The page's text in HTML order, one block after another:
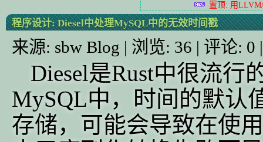
置顶: 用
程序设计:Diesel中处理MySQL中的无效时间戳
来源: sbw Blog | 浏览: 36 | 评论: 0
Diesel是Rust中很流行
MySQL中，时间的默认
存储，可能会导致在使